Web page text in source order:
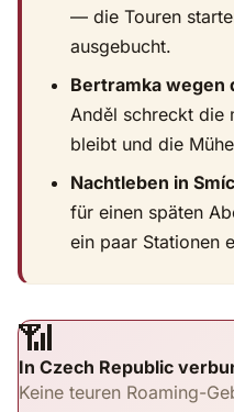
— die Touren
ausgebucht.
Bertramka wegen
Anděl schreckt die
bleibt und die
Nachtleben in
für einen späten
ein paar Stationen
📶
In Czech Republic
Keine teuren Roaming-